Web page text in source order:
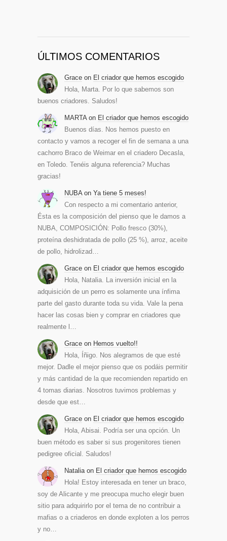
ÚLTIMOS COMENTARIOS
Grace on El criador que hemos escogido
Hola, Marta. Por lo que sabemos son
buenos criadores. Saludos!
MARTA on El criador que hemos escogido
Buenos días. Nos hemos puesto en
contacto y vamos a recoger el fin de semana a una
cachorro Braco de Weimar en el criadero Decasla,
en Toledo. Tenéis alguna referencia? Muchas
gracias!
NUBA on Ya tiene 5 meses!
Con respecto a mi comentario anterior,
Ésta es la composición del pienso que le damos a
NUBA, COMPOSICIÓN: Pollo fresco (30%),
proteína deshidratada de pollo (25 %), arroz, aceite
de pollo, hidrolizad…
Grace on El criador que hemos escogido
Hola, Natalia. La inversión inicial en la
adquisición de un perro es solamente una ínfima
parte del gasto durante toda su vida. Vale la pena
hacer las cosas bien y comprar en criadores que
realmente l…
Grace on Hemos vuelto!!
Hola, Íñigo. Nos alegramos de que esté
mejor. Dadle el mejor pienso que os podáis permitir
y más cantidad de la que recomienden repartido en
4 tomas diarias. Nosotros tuvimos problemas y
desde que est…
Grace on El criador que hemos escogido
Hola, Abisai. Podría ser una opción. Un
buen método es saber si sus progenitores tienen
pedigree oficial. Saludos!
Natalia on El criador que hemos escogido
Hola! Estoy interesada en tener un braco,
soy de Alicante y me preocupa mucho elegir buen
sitio para adquirirlo por el tema de no contribuir a
mafias o a criaderos en donde exploten a los perros
y no…